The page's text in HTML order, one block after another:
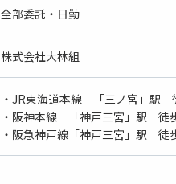
全部委託・日勤
株式会社大林組
・JR東海道本線 「三ノ宮」駅
・阪神本線 「神戸三宮」駅 徒
・阪急神戸線「神戸三宮」駅 徒